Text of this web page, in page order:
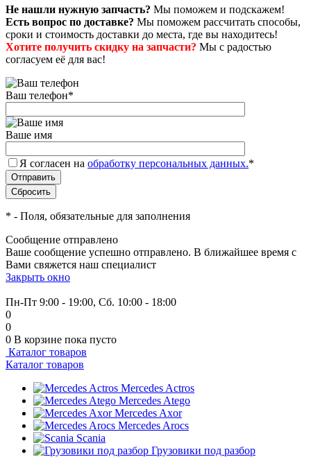
Не нашли нужную запчасть? Мы поможем и подскажем!
Есть вопрос по доставке? Мы поможем рассчитать способы,
сроки и стоимость доставки до места, где вы находитесь!
Хотите получить скидку на запчасти? Мы с радостью
согласуем её для вас!
Ваш телефон*
Ваше имя
Я согласен на обработку персональных данных.*
* - Поля, обязательные для заполнения
Сообщение отправлено
Ваше сообщение успешно отправлено. В ближайшее время с
Вами свяжется наш специалист
Закрыть окно
Пн-Пт 9:00 - 19:00, Сб. 10:00 - 18:00
0
0
0 В корзине пока пусто
Каталог товаров
Каталог товаров
Mercedes Actros
Mercedes Atego
Mercedes Axor
Mercedes Arocs
Scania
Грузовики под разбор